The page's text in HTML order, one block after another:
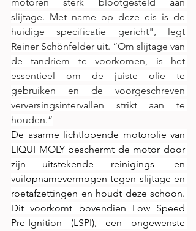
slijtage. Met name op deze eis is de
huidige specificatie gericht", legt
Reiner Schönfelder uit. “Om slijtage van
de tandriem te voorkomen, is het
essentieel om de juiste olie te
gebruiken en de voorgeschreven
verversingsintervallen strikt aan te
houden.”
De asarme lichtlopende motorolie van
LIQUI MOLY beschermt de motor door
zijn uitstekende reinigings- en
vuilopnamevermogen tegen slijtage en
roetafzettingen en houdt deze schoon.
Dit voorkomt bovendien Low Speed
Pre-Ignition (LSPI), een ongewenste